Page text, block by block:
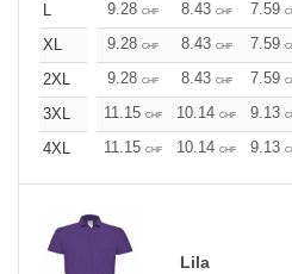
L
9.28 CHF 8.43 CHF 7.59
XL
9.28 CHF 8.43 CHF 7.59
2XL
9.28 CHF 8.43 CHF 7.59
3XL
11.15 CHF 10.14 CHF 9.13
4XL
11.15 CHF 10.14 CHF 9.13
Lila